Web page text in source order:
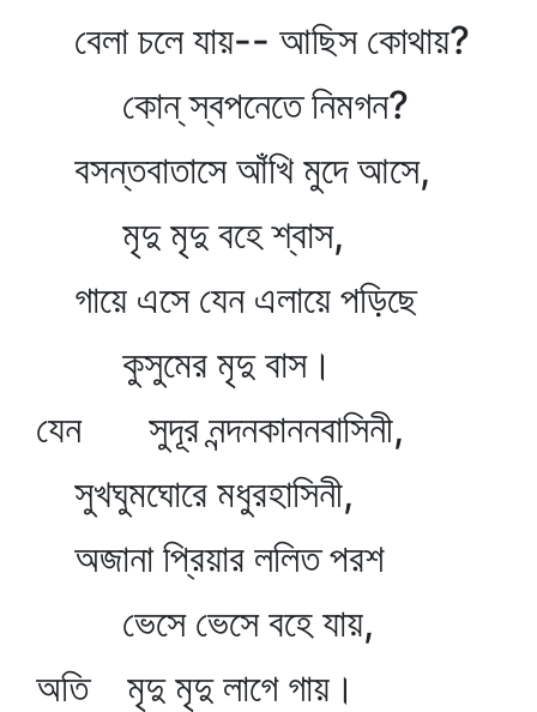
বেলা চলে যায়-- আছিস কোথায়?
কোন্‌ স্বপনেতে নিমগন?
বসন্তবাতাসে আঁখি মুদে আসে,
মৃদু মৃদু বহে শ্বাস,
গায়ে এসে যেন এলায়ে পড়িছে
কুসুমের মৃদু বাস।
যেন সুদূর নন্দনকাননবাসিনী,
সুখঘুমঘোরে মধুরহাসিনী,
অজানা প্রিয়ার ললিত পরশ
ভেসে ভেসে বহে যায়,
অতি মৃদু মৃদু লাগে গায়।